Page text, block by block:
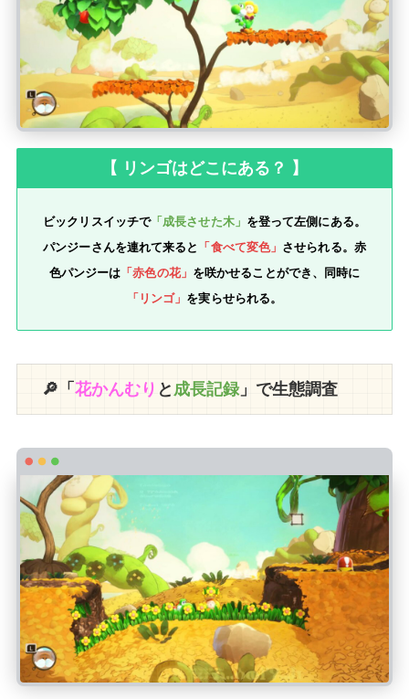
【 リンゴはどこにある？ 】
ビックリスイッチで「成長させた木」 を登って左側にある。
パンジーさんを連れて来ると 「食べて変色」 させられる。赤
色パンジーは 「赤色の花」 を咲かせることができ、同時に
「リンゴ」 を実らせられる。
🔎「 花かんむり と 成長記録」で生態調査